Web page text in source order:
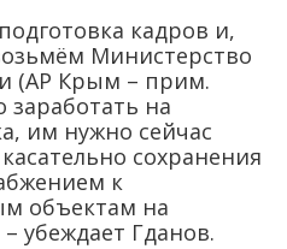
кадров и,
Министерство
(АР Крым – прим.
заработать на
им нужно сейчас
сохранения
к
объектам на
убеждает Гданов.